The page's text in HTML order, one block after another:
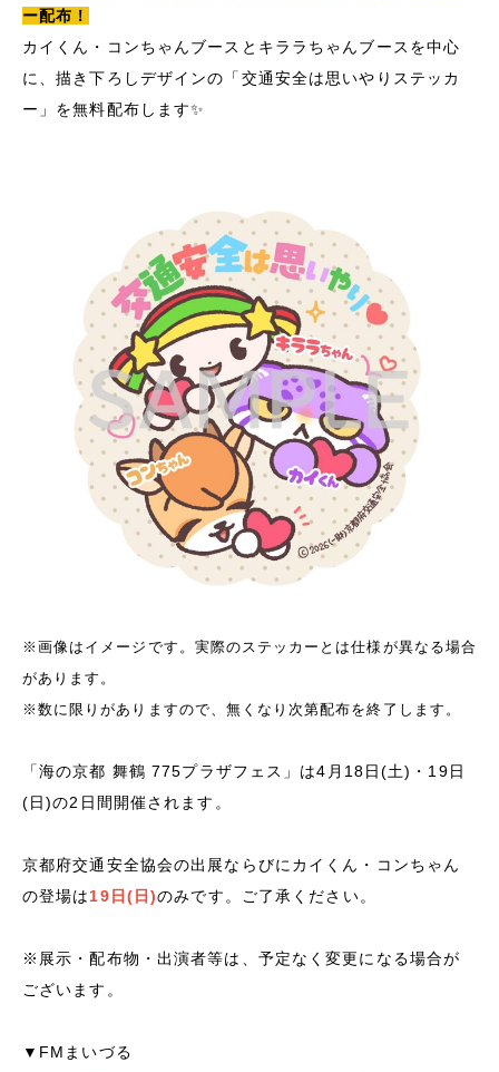
ー配布！
カイくん・コンちゃんブースとキララちゃんブースを中心
に、描き下ろしデザインの「交通安全は思いやりステッカ
ー」を無料配布します✨
※画像はイメージです。実際のステッカーとは仕様が異なる場合
があります。
※数に限りがありますので、無くなり次第配布を終了します。
「海の京都 舞鶴 775プラザフェス」は4月18日(土)・19日
(日)の2日間開催されます。
京都府交通安全協会の出展ならびにカイくん・コンちゃん
の登場は19日(日)のみです。ご了承ください。
※展示・配布物・出演者等は、予定なく変更になる場合が
ございます。
▼FMまいづる